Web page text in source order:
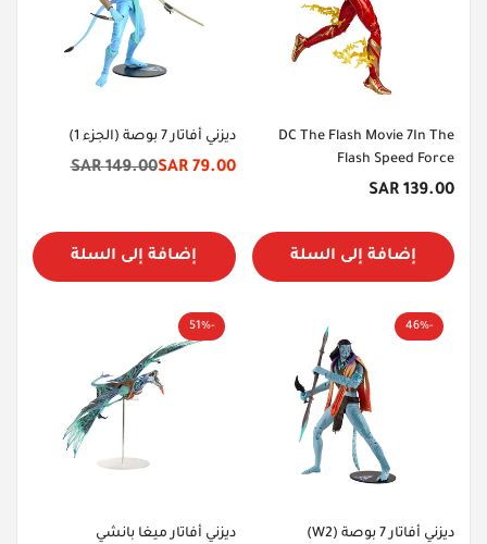
DC The Flash Movie 7In The
Flash Speed Force
السعر
139.00 SAR
إضافة إلى السلة
ديزني أفاتار 7 بوصة (الجزء 1)
سعر
79.00 SAR
السعر
149.00 SAR
إضافة إلى السلة
-46%
ديزني أفاتار 7 بوصة (W2)
-51%
ديزني أفاتار ميغا بانشي